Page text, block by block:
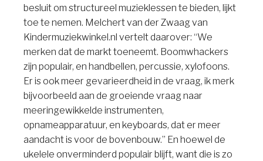
besluit om structureel muzieklessen te bieden, lijkt
toe te nemen. Melchert van der Zwaag van
Kindermuziekwinkel.nl vertelt daarover: “We
merken dat de markt toeneemt. Boomwhackers
zijn populair, en handbellen, percussie, xylofoons.
Er is ook meer gevarieerdheid in de vraag, ik merk
bijvoorbeeld aan de groeiende vraag naar
meeringewikkelde instrumenten,
opnameapparatuur, en keyboards, dat er meer
aandacht is voor de bovenbouw.” En hoewel de
ukelele onverminderd populair blijft, want die is zo